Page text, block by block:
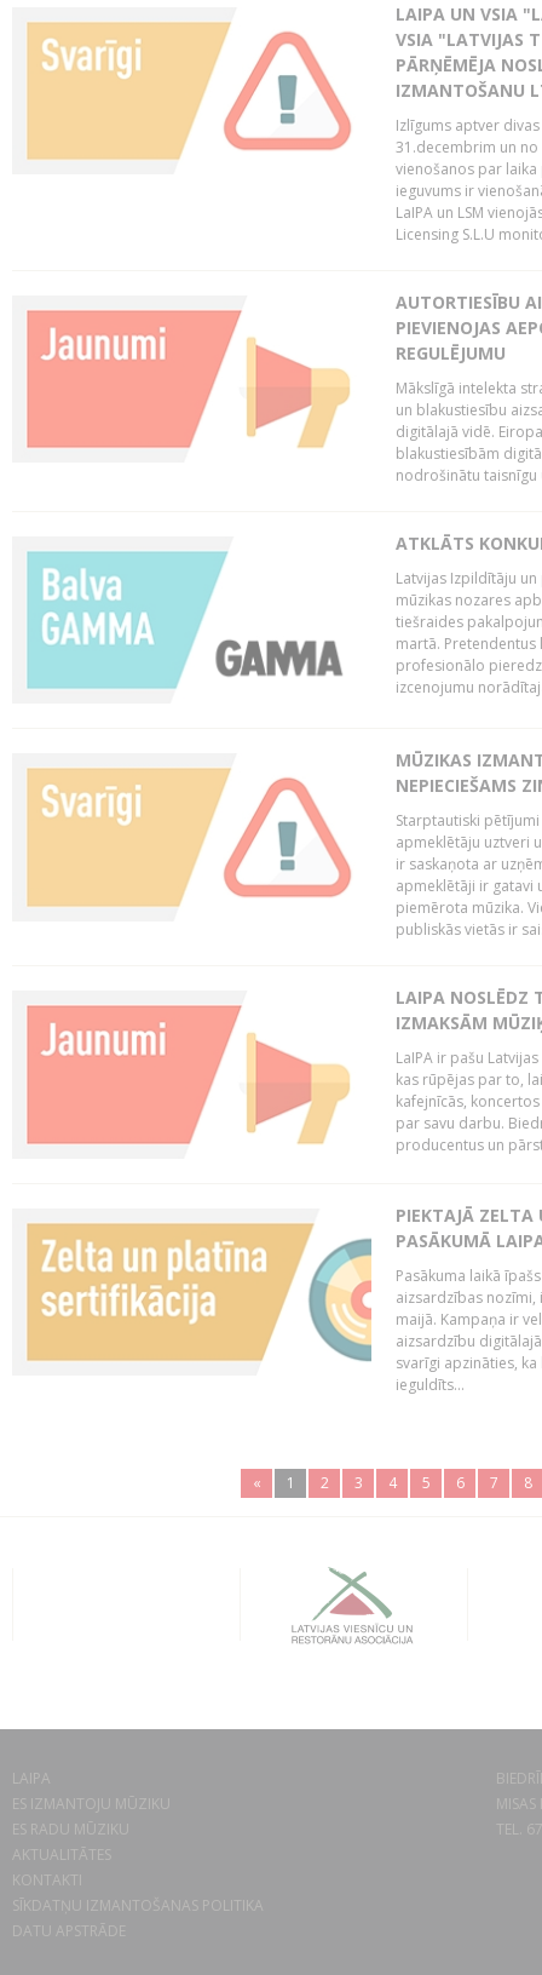
LAIPA UN VSIA
VSIA "LATVIJAS
PĀRŅĒMĒJA
IZMANTOŠANU
Izlīgums aptver
31.decembrim un no
vienošanos par
ieguvums ir
LaIPA un LSM
Licensing S.L.U
AUTORTIESĪBU
PIEVIENOJAS
REGULĒJUMU
Mākslīgā intelekta
un blakustiesību
digitālajā vidē.
blakustiesībām
nodrošinātu taisnīgu
ATKLĀTS
Latvijas Izpildītāju
mūzikas nozares
tiešraides
martā. Pretendentus
profesionālo
izcenojumu
MŪZIKAS
NEPIECIEŠAMS
Starptautiski
apmeklētāju uztveri
ir saskaņota ar
apmeklētāji ir gatavi
piemērota mūzika.
publiskās vietās ir
LAIPA NOSLĒDZ
IZMAKSĀM
LaIPA ir pašu
kas rūpējas par to,
kafejnīcās,
par savu darbu.
producentus un
PIEKTAJĀ ZELTA
PASĀKUMĀ
Pasākuma laikā
aizsardzības nozīmi,
maijā. Kampaņa ir
aizsardzību
svarīgi apzināties,
ieguldīts...
« 1 2 3 4 5 6 7 8
LAIPA
ES IZMANTOJU MŪZIKU
ES RADU MŪZIKU
AKTUALITĀTES
KONTAKTI
SĪKDATŅU IZMANTOŠANAS POLITIKA
DATU APSTRĀDE
TEL.